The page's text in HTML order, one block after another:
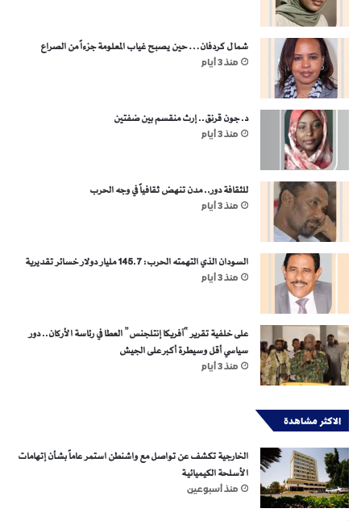
شمال كردفان… حين يصبح غياب المعلومة جزءاً من الصراع
منذ 3 أيام
د. جون قرنق.. إرث منقسم بين ضفتين
منذ 3 أيام
للثقافة دور.. مدن تنهض ثقافياً في وجه الحرب
منذ 3 أيام
السودان الذي التهمته الحرب: 145.7 مليار دولار خسائر تقديرية
منذ 3 أيام
على خلفية تقرير “آفريكا إنتلجنس” العطا في رئاسة الأركان.. دور
سياسي أقل وسيطرة أكبر على الجيش
منذ 3 أيام
الاكثر مشاهدة
الخارجية تكشف عن تواصل مع واشنطن استمر عاماً بشأن إتهامات
الأسلحة الكيميائية
منذ أسبوعين